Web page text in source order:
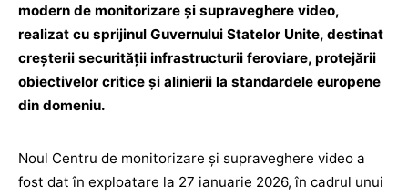
modern de monitorizare și supraveghere video,
realizat cu sprijinul Guvernului Statelor Unite, destinat
creșterii securității infrastructurii feroviare, protejării
obiectivelor critice și alinierii la standardele europene
din domeniu.
Noul Centru de monitorizare și supraveghere video a
fost dat în exploatare la 27 ianuarie 2026, în cadrul unui